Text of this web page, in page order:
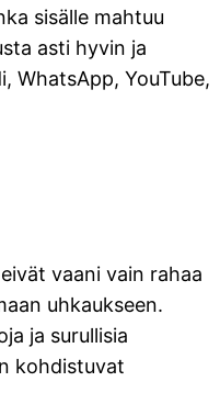
sisälle mahtuu
asti hyvin ja
WhatsApp, YouTube,
vaani vain rahaa
uhkaukseen.
ja surullisia
kohdistuvat